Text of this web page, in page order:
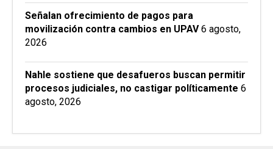
Señalan ofrecimiento de pagos para
movilización contra cambios en UPAV 6 agosto,
2026
Nahle sostiene que desafueros buscan permitir
procesos judiciales, no castigar políticamente 6
agosto, 2026